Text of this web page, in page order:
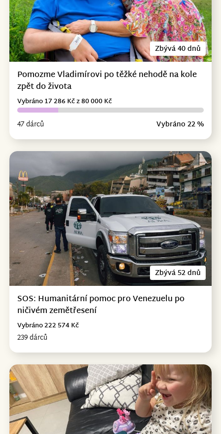
Zbývá 40 dnů
Pomozme Vladimírovi po těžké nehodě na kole
zpět do života
47 dárců Vybráno 22 %
Vybráno 17 286 Kč z 80 000 Kč
Zbývá 52 dnů
SOS: Humanitární pomoc pro Venezuelu po
ničivém zemětřesení
239 dárců
Vybráno 222 574 Kč